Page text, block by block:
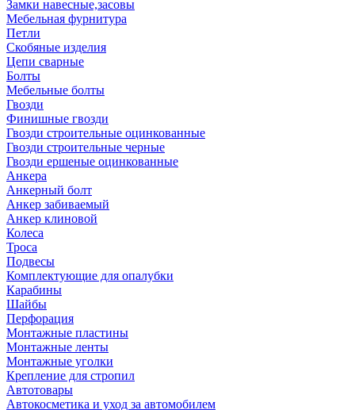
Замки навесные,засовы
Мебельная фурнитура
Петли
Скобяные изделия
Цепи сварные
Болты
Мебельные болты
Гвозди
Финишные гвозди
Гвозди строительные оцинкованные
Гвозди строительные черные
Гвозди ершеные оцинкованные
Анкера
Анкерный болт
Анкер забиваемый
Анкер клиновой
Колеса
Троса
Подвесы
Комплектующие для опалубки
Карабины
Шайбы
Перфорация
Монтажные пластины
Монтажные ленты
Монтажные уголки
Крепление для стропил
Автотовары
Автокосметика и уход за автомобилем